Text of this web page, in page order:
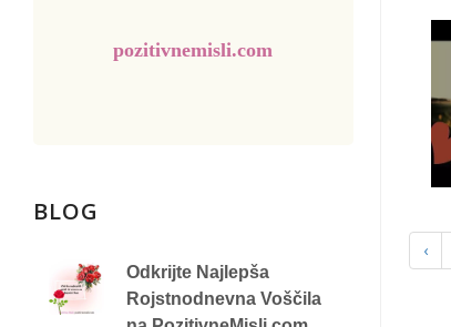
‹
pozitivnemisli.com
BLOG
Odkrijte Najlepša
Rojstnodnevna Voščila